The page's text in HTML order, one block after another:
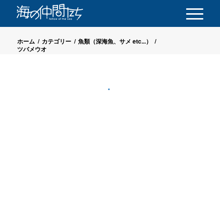
ホーム / カテゴリー / 魚類（深海魚、サメ etc...）
/
ツバメウオ